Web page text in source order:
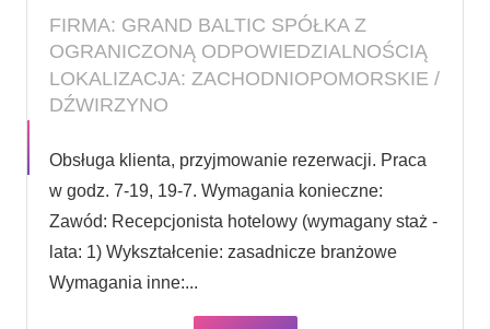
FIRMA: GRAND BALTIC SPÓŁKA Z
OGRANICZONĄ ODPOWIEDZIALNOŚCIĄ
LOKALIZACJA: ZACHODNIOPOMORSKIE /
DŹWIRZYNO
Obsługa klienta, przyjmowanie rezerwacji. Praca
w godz. 7-19, 19-7. Wymagania konieczne:
Zawód: Recepcjonista hotelowy (wymagany staż -
lata: 1) Wykształcenie: zasadnicze branżowe
Wymagania inne:...